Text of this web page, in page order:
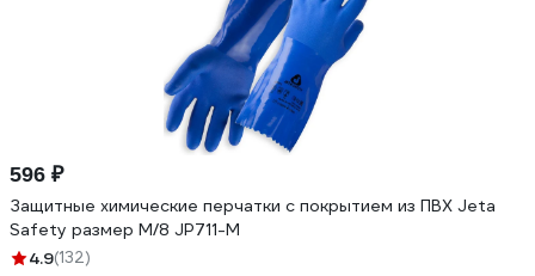
596 ₽
Защитные химические перчатки с покрытием из ПВХ Jeta
Safety размер M/8 JP711-M
4.9(132)